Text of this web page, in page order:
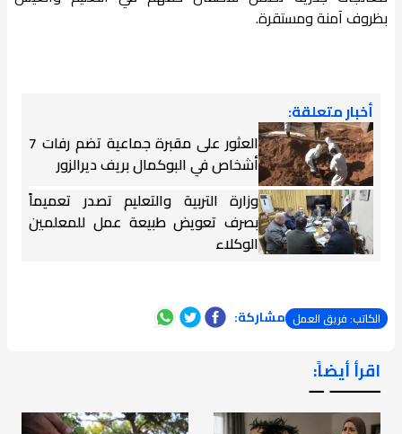
بظروف آمنة ومستقرة.
أخبار متعلقة:
العثور على مقبرة جماعية تضم رفات 7
أشخاص في البوكمال بريف ديرالزور
وزارة التربية والتعليم تصدر تعميماً
بصرف تعويض طبيعة عمل للمعلمين
الوكلاء
الكاتب: فريق العمل مشاركة:
اقرأ أيضاً:
ـــــــ ــ